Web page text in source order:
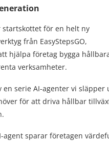
startskottet för en helt ny
från EasyStepsGO,
hjälpa företag bygga
verksamheter.
en serie AI-agenter vi
för att driva hållbar
agent sparar företagen